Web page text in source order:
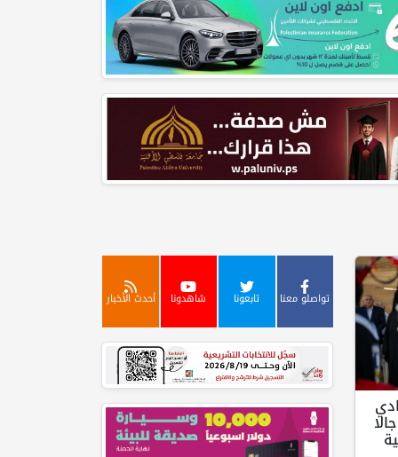
تواصلو معنا تابعونا شاهدونا أحدث الأخبار